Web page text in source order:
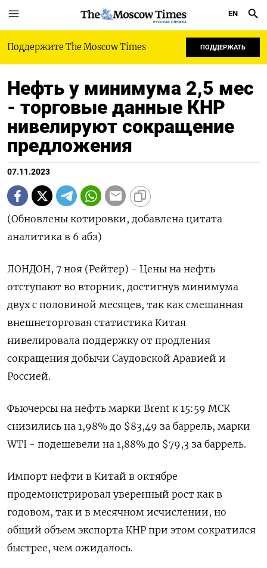
РУССКАЯ СЛУЖБА
EN
Поддержите The Moscow Times ПОДДЕРЖАТЬ
Нефть у минимума 2,5 мес
- торговые данные КНР
нивелируют сокращение
предложения
07.11.2023
(Обновлены котировки, добавлена цитата
аналитика в 6 абз)
ЛОНДОН, 7 ноя (Рейтер) - Цены на нефть
отступают во вторник, достигнув минимума
двух с половиной месяцев, так как смешанная
внешнеторговая статистика Китая
нивелировала поддержку от продления
сокращения добычи Саудовской Аравией и
Россией.
Фьючерсы на нефть марки Brent к 15:59 МСК
снизились на 1,98% до $83,49 за баррель, марки
WTI - подешевели на 1,88% до $79,3 за баррель.
Импорт нефти в Китай в октябре
продемонстрировал уверенный рост как в
годовом, так и в месячном исчислении, но
общий объем экспорта КНР при этом сократился
быстрее, чем ожидалось.